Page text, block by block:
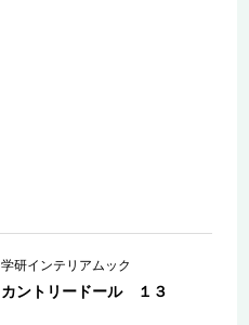
学研インテリアムック
カントリードール １３